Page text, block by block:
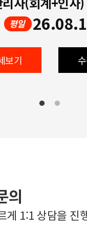
평일
보기
의
게 1:1 상담을 진